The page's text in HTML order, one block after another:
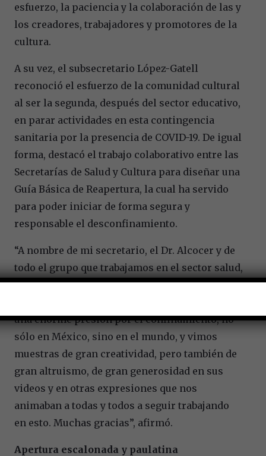
esfuerzo, la paciencia y la colaboración de las y
los creadores, trabajadores y promotores de la
cultura.
A su vez, el subsecretario López-Gatell
reconoció el esfuerzo de la comunidad cultural
al ser la segunda, después del sector educativo,
en parar actividades en esta contingencia
sanitaria por la presencia de COVID-19. De igual
forma, destacó el trabajo colaborativo entre las
Secretarías de Salud y Cultura para diseñar una
Guía Básica de Reapertura, la cual ha servido
para poder iniciar de forma segura y
responsable el desconfinamiento.
“A nombre de mi secretario, el Dr. Alcocer y de
todo el grupo que trabajamos en el sector salud,
agradecer a la comunidad artística y cultural.
una enorme presión por el confinamiento, no
sólo en México, sino en el mundo, y vimos
muestras de gran creatividad, pero también de
gran altruismo, de gran generosidad en sus
videos y en otras expresiones que nos
animaban a todas y todos a seguir trabajando
en esto. Muchas gracias”, afirmó.
Apertura escalonada y paulatina